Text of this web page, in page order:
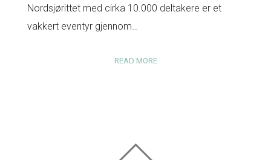
Nordsjørittet med cirka 10.000 deltakere er et
vakkert eventyr gjennom…
READ MORE